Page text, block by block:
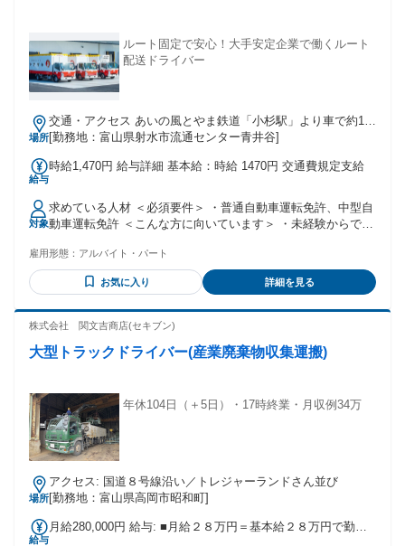
＋・＋・＋・＋・＋・＋・＋・＋
ルート固定で安心！大手安定企業で働くルート
配送ドライバー
場所
交通・アクセス あいの風とやま鉄道「小杉駅」より車で約10
分、北陸自動車道「小杉IC」より車で約3分
[勤務地：富山県射水市流通センター青井谷]
給与
時給1,470円 給与詳細 基本給：時給 1470円 交通費規定支給
対象
求めている人材 ＜必須要件＞ ・普通自動車運転免許、中型自
動車運転免許 ＜こんな方に向いています＞ ・未経験からでも
なく長く働き続けたい方 ・運転が好きで、コツコツと決まっ
た業務に取り組める方
雇用形態： アルバイト・パート
お気に入り 詳細を見る
株式会社 関文吉商店(セキブン)
大型トラックドライバー(産業廃棄物収集運搬)
年休104日（＋5日）・17時終業・月収例34万
場所
アクセス: 国道８号線沿い／トレジャーランドさん並び
[勤務地：富山県高岡市昭和町]
給与
月給280,000円 給与: ■月給２８万円＝基本給２８万円で勤務